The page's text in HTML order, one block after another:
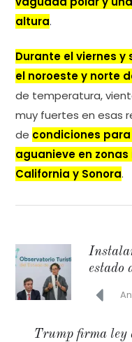
altura.
Durante el viernes
el noroeste y norte
de temperatura,
muy fuertes en esas
de condiciones
aguanieve en
California y Sonora.
estado
Trump firma ley